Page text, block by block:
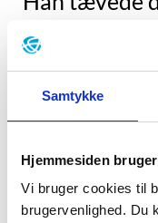
Samtykke
Hjemmesiden
Vi bruger cookies til
brugervenlighed. Du
faren. ”Han
og
”Jeg er
skulle